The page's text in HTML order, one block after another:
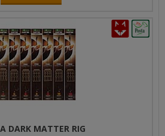
DARK MATTER RIG